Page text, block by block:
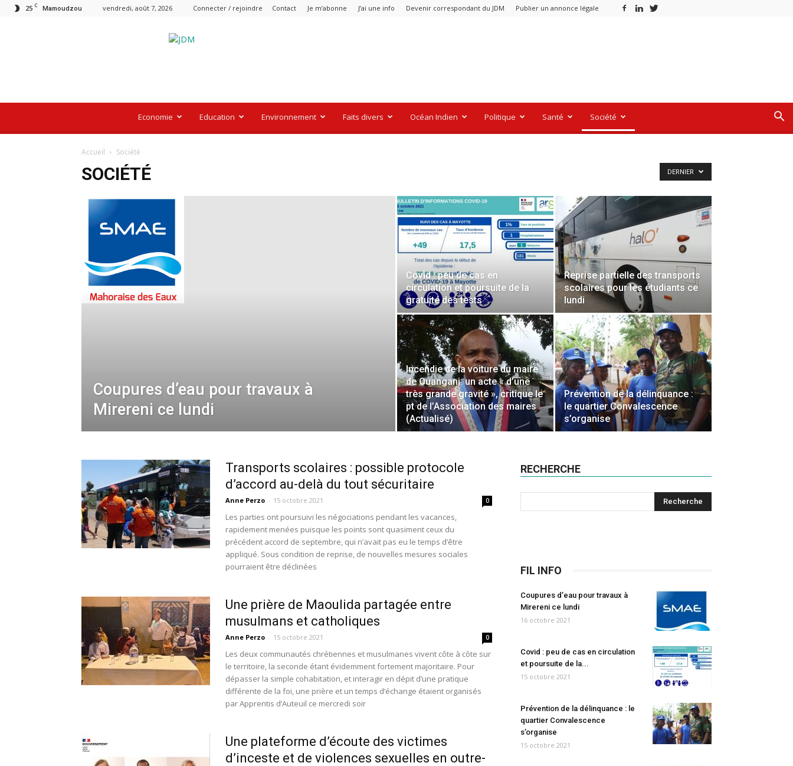
25 C Mamoudzou vendredi, août 7, 2026 Connecter / rejoindre Contact Je m’abonne J’ai une info Devenir correspondant du JDM Publier un annonce légale
Economie Education Environnement Faits divers Océan Indien Politique Santé Société
Accueil Société
SOCIÉTÉ DERNIER
Coupures d’eau pour travaux à
Mirereni ce lundi
Covid : peu de cas en
circulation et poursuite de la
gratuité des tests
Reprise partielle des transports
scolaires pour les étudiants ce
lundi
Incendie de la voiture du maire
de Ouangani: un acte « d’une
très grande gravité », critique le
pt de l’Association des maires
(Actualisé)
Prévention de la délinquance :
le quartier Convalescence
s’organise
Transports scolaires : possible protocole
d’accord au-delà du tout sécuritaire
Anne Perzo - 15 octobre 2021 0
Les parties ont poursuivi les négociations pendant les vacances,
rapidement menées puisque les points sont quasiment ceux du
précédent accord de septembre, qui n’avait pas eu le temps d’être
appliqué. Sous condition de reprise, de nouvelles mesures sociales
pourraient être déclinées
Une prière de Maoulida partagée entre
musulmans et catholiques
Anne Perzo - 15 octobre 2021 0
Les deux communautés chrétiennes et musulmanes vivent côte à côte sur
le territoire, la seconde étant évidemment fortement majoritaire. Pour
dépasser la simple cohabitation, et interagir en dépit d’une pratique
différente de la foi, une prière et un temps d’échange étaient organisés
par Apprentis d’Auteuil ce mercredi soir
Une plateforme d’écoute des victimes
d’inceste et de violences sexuelles en outre-
RECHERCHE
FIL INFO
Coupures d’eau pour travaux à
Mirereni ce lundi
16 octobre 2021
Covid : peu de cas en circulation
et poursuite de la...
15 octobre 2021
Prévention de la délinquance : le
quartier Convalescence
s’organise
15 octobre 2021